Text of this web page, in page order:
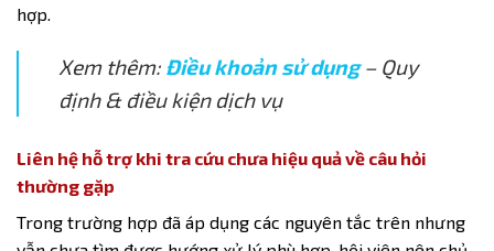
hợp.
Xem thêm: Điều khoản sử dụng– Quy
định & điều kiện dịch vụ
Liên hệ hỗ trợ khi tra cứu chưa hiệu quả về câu hỏi
thường gặp
Trong trường hợp đã áp dụng các nguyên tắc trên nhưng